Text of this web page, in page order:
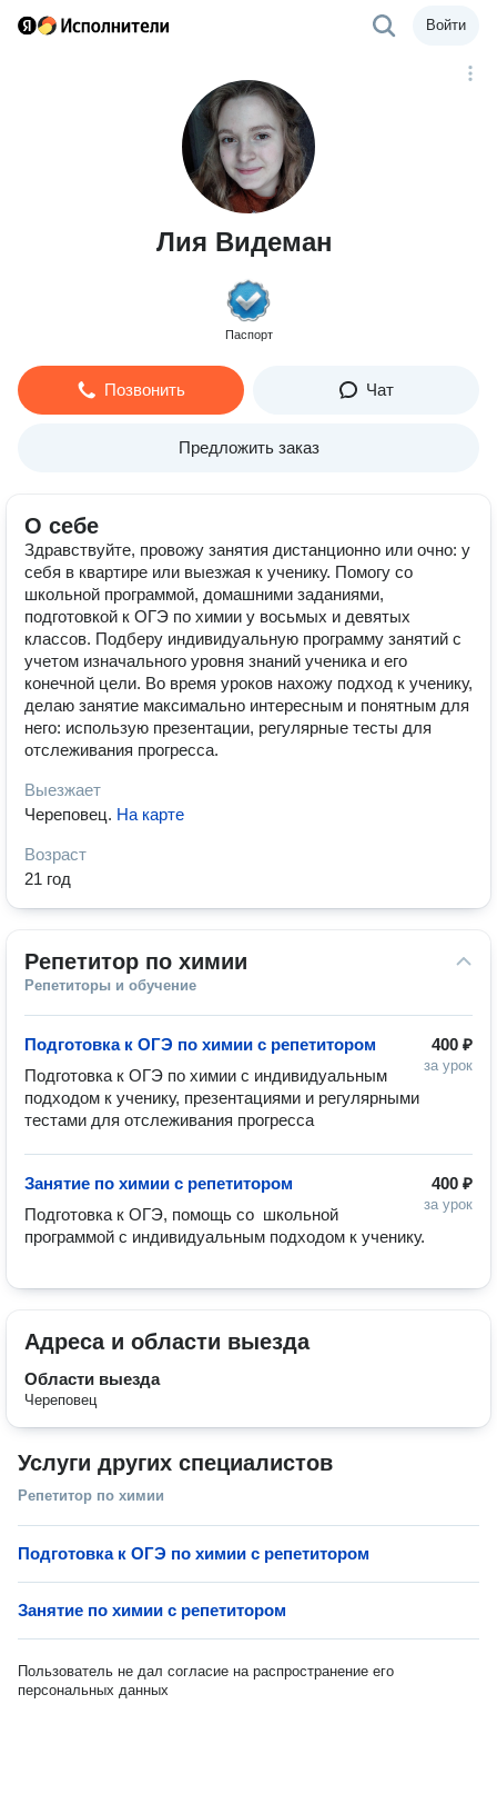
Войти
Лия Видеман
Паспорт
Позвонить Чат
Предложить заказ
О себе
Здравствуйте, провожу занятия дистанционно или очно: у
себя в квартире или выезжая к ученику. Помогу со
школьной программой, домашними заданиями,
подготовкой к ОГЭ по химии у восьмых и девятых
классов. Подберу индивидуальную программу занятий с
учетом изначального уровня знаний ученика и его
конечной цели. Во время уроков нахожу подход к ученику,
делаю занятие максимально интересным и понятным для
него: использую презентации, регулярные тесты для
отслеживания прогресса.
Выезжает
Череповец. На карте
Возраст
21 год
Репетитор по химии
Репетиторы и обучение
400 ₽
за урок
Подготовка к ОГЭ по химии с репетитором
Подготовка к ОГЭ по химии с индивидуальным
подходом к ученику, презентациями и регулярными
тестами для отслеживания прогресса
400 ₽
за урок
Занятие по химии с репетитором
Подготовка к ОГЭ, помощь со  школьной
программой с индивидуальным подходом к ученику.
Адреса и области выезда
Области выезда
Череповец
Услуги других специалистов
Репетитор по химии
Подготовка к ОГЭ по химии с репетитором
Занятие по химии с репетитором
Пользователь не дал согласие на распространение его
персональных данных